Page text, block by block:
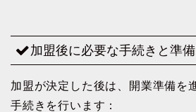
加盟後に必要な手続きと準備
加盟が決定した後は、開業準備を
手続きを行います：